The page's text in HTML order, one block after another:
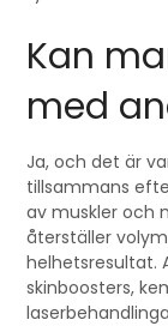
Kan
med
Ja, och det är
tillsammans
av muskler och
återställer
helhetsresultat.
skinboosters,